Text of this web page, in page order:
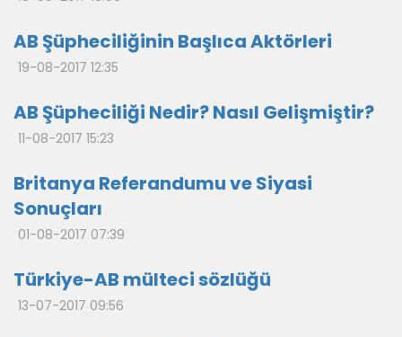
AB Şüpheciliğinin Başlıca Aktörleri
19-08-2017 12:35
AB Şüpheciliği Nedir? Nasıl Gelişmiştir?
11-08-2017 15:23
Britanya Referandumu ve Siyasi
Sonuçları
01-08-2017 07:39
Türkiye-AB mülteci sözlüğü
13-07-2017 09:56